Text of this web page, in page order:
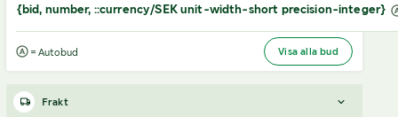
{bid, number, ::currency/SEK unit-width-short precision-integer}
= Autobud Visa alla bud
Frakt